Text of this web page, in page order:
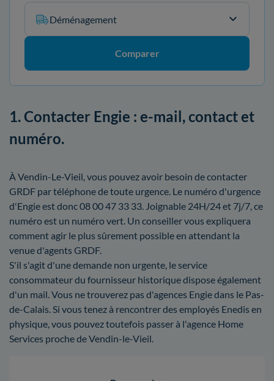
Déménagement
Comparer
1. Contacter Engie : e-mail, contact et
numéro.
À Vendin-Le-Vieil, vous pouvez avoir besoin de contacter
GRDF par téléphone de toute urgence. Le numéro d'urgence
d'Engie est donc 08 00 47 33 33. Joignable 24H/24 et 7j/7, ce
numéro est un numéro vert. Un conseiller vous expliquera
comment agir le plus sûrement possible en attendant la
venue d'agents GRDF.
S'il s'agit d'une demande non urgente, le service
consommateur du fournisseur historique dispose également
d'un mail. Vous ne trouverez pas d'agences Engie dans le Pas-
de-Calais. Si vous tenez à rencontrer des employés Enedis en
physique, vous pouvez toutefois passer à l'agence Home
Services proche de Vendin-le-Vieil.